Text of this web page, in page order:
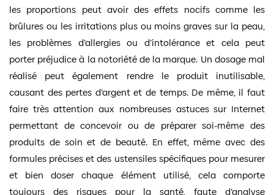
les proportions peut avoir des effets nocifs comme les
brûlures ou les irritations plus ou moins graves sur la peau,
les problèmes d’allergies ou d’intolérance et cela peut
porter préjudice à la notoriété de la marque. Un dosage mal
réalisé peut également rendre le produit inutilisable,
causant des pertes d’argent et de temps. De même, il faut
faire très attention aux nombreuses astuces sur Internet
permettant de concevoir ou de préparer soi-même des
produits de soin et de beauté. En effet, même avec des
formules précises et des ustensiles spécifiques pour mesurer
et bien doser chaque élément utilisé, cela comporte
toujours des risques pour la santé, faute d’analyse